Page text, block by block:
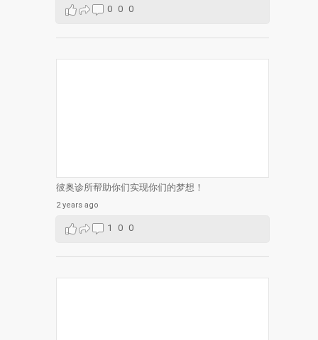
0 0 0
彼奥诊所帮助你们实现你们的梦想！
2 years ago
1 0 0